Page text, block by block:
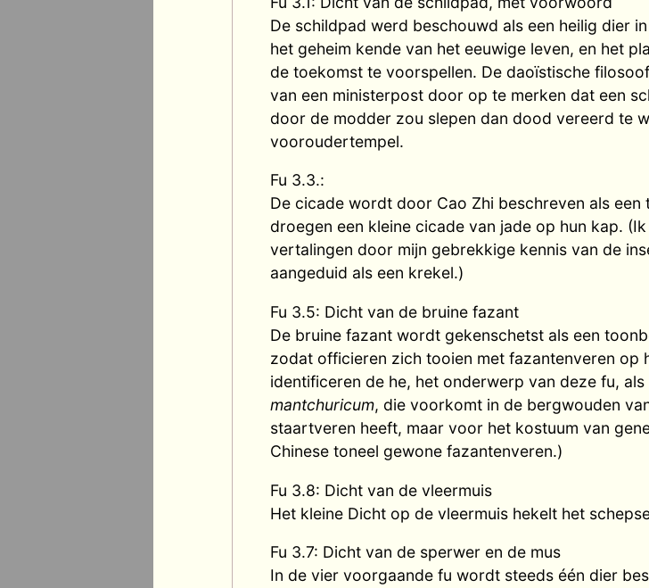
De schildpad werd beschouwd als een heilig dier
het geheim kende van het eeuwige leven, en het
de toekomst te voorspellen. De daoïstische
van een ministerpost door op te merken dat een
door de modder zou slepen dan dood vereerd te
vooroudertempel.
Fu 3.3.:
De cicade wordt door Cao Zhi beschreven als
droegen een kleine cicade van jade op hun kap.
vertalingen door mijn gebrekkige kennis van de
aangeduid als een krekel.)
Fu 3.5: Dicht van de bruine fazant
De bruine fazant wordt gekenschetst als een
zodat officieren zich tooien met fazantenveren op
identificeren de he, het onderwerp van deze fu,
mantchuricum, die voorkomt in de bergwouden
staartveren heeft, maar voor het kostuum van
Chinese toneel gewone fazantenveren.)
Fu 3.8: Dicht van de vleermuis
Het kleine Dicht op de vleermuis hekelt het
Fu 3.7: Dicht van de sperwer en de mus
In de vier voorgaande fu wordt steeds één dier